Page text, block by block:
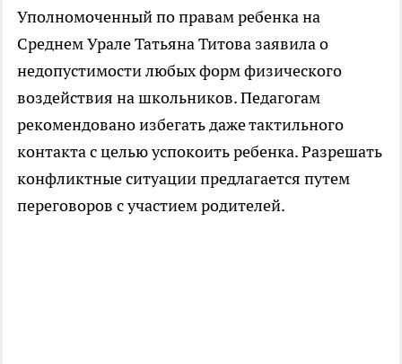
Уполномоченный по правам ребенка на
Среднем Урале Татьяна Титова заявила о
недопустимости любых форм физического
воздействия на школьников. Педагогам
рекомендовано избегать даже тактильного
контакта с целью успокоить ребенка. Разрешать
конфликтные ситуации предлагается путем
переговоров с участием родителей.